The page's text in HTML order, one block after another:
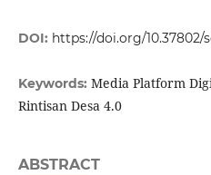
DOI: https://doi.org/10.37802/
Keywords: Media Platform
Rintisan Desa 4.0
ABSTRACT